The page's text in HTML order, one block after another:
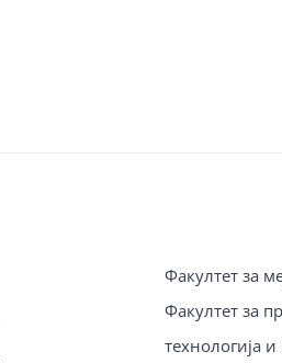
Факултет за
Факултет за
технологија